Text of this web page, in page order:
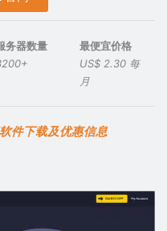
务器数量
最便宜价格
US$ 2.30 每
月
件下载及优惠信息